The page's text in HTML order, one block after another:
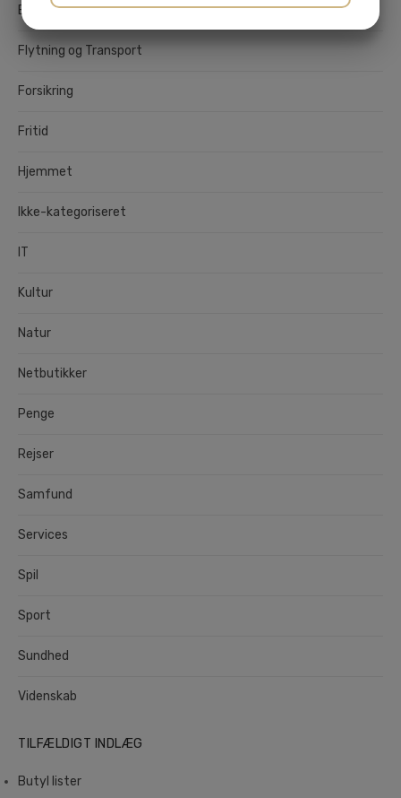
Erhverv
Flytning og Transport
Forsikring
Fritid
Hjemmet
Ikke-kategoriseret
IT
Kultur
Natur
Netbutikker
Penge
Rejser
Samfund
Services
Spil
Sport
Sundhed
Videnskab
TILFÆLDIGT INDLÆG
Butyl lister
MARKETING